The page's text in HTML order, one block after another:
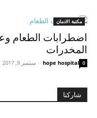
مكتبة الادمان
اضطرابات الطعام
المخدرات
hope hospital
- سبتمبر 9, 2017 0
شاركنا